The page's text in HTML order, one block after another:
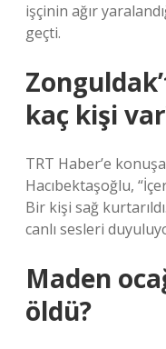
işçinin ağır
geçti.
kaç kişi
TRT Haber’e
Hacıbektaşoğlu,
Bir kişi sağ
canlı sesleri
Maden
öldü?